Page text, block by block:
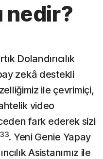
nedir?
Dolandırıcılık
zekâ destekli
ile çevrimiçi,
video
fark ederek sizi
. Yeni Genie Yapay
Asistanımız ile